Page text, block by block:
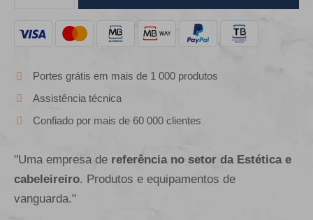
Portes grátis em mais de 1 000 produtos
Assistência técnica
Confiado por mais de 60 000 clientes
"Uma empresa de referência no setor da Estética e
cabeleireiro. Produtos e equipamentos de
vanguarda."